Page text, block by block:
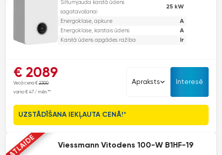
Siltumjauda karstā ūdens
sagatavošanai
25 kW
Energoklase, apkure A
Energoklase, karstais ūdens A
Karstā ūdens apgādes ražība Ir
efektivitāti un modernu dizainu. Tam ir iebūvēts elektroniskais sūknis,
kas samazina enerģijas patēriņu, un papildu skaņas izolācija klusai
darbībai. Šis katls apvieno augstu efektivitāti, modernu dizainu un
lietotāja ērtības, padarot to piemērotu dažādiem mājokļiem.
€ 2089
Vecā cena € 2300
vai no € 47 / mēn.**
Apraksts Interesē
UZSTĀDĪŠANA IEKĻAUTA CENĀ!*
Viessmann Vitodens 100-W B1HF-19
ATLAIDE